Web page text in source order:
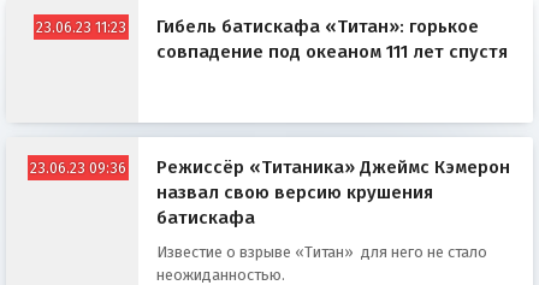
23.06.23 11:23
Гибель батискафа «Титан»: горькое
совпадение под океаном 111 лет спустя
23.06.23 09:36
Режиссёр «Титаника» Джеймс Кэмерон
назвал свою версию крушения
батискафа
Известие о взрыве «Титан» для него не стало
неожиданностью.